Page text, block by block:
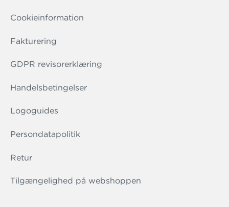
Cookieinformation
Fakturering
GDPR revisorerklæring
Handelsbetingelser
Logoguides
Persondatapolitik
Retur
Tilgængelighed på webshoppen